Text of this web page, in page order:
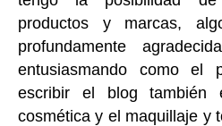
productos y marcas,
profundamente
entusiasmando como el
escribir el blog
cosmética y el maquillaje y